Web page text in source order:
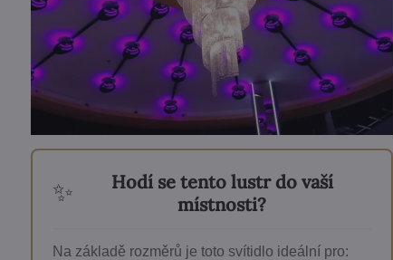
✨
Hodí se tento lustr do vaší
místnosti?
Na základě rozměrů je toto svítidlo ideální pro: